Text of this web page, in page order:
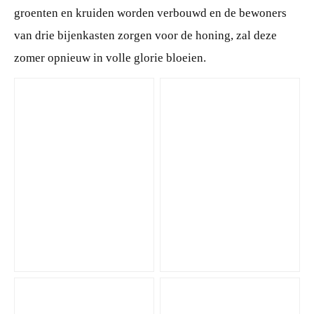
groenten en kruiden worden verbouwd en de bewoners
van drie bijenkasten zorgen voor de honing, zal deze
zomer opnieuw in volle glorie bloeien.